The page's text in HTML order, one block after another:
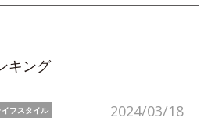
キング
2024/03/18
イフスタイル